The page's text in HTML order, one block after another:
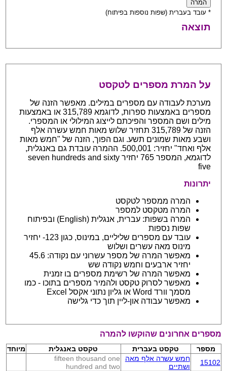
* עובד בעברית (שפות נוספות בפיתוח)
תוצאה
על המרת מספרים לטקסט
מערכת לעבודה עם מספרים במילים. מאפשר הזנה של
מספרים באמצעות ספרות, לדוגמא 315,789 או באמצעות
מילים ושם המספר והפיכתם לייצוג המילולי או המספרי.
הזנה של 315,789 תחזיר שלוש מאות חמש עשרה אלף
ושבע מאות שמונים תשע. וגם הפוך, הזנה של "חמש מאות
אלף ואחד" יחזיר: 500,001. ההמרה עובדת גם באנגלית,
לדוגמא, המספר 765 יחזיר seven hundreds and sixty
five
יתרונות
המרה ממספר לטקסט
המרה מטקסט למספר
המרה בשפות: עברית, אנגלית (English) ובפיתוח
שפות נספות
עובד עם מספרים שליליים, במינוס, כגון 123- יחזיר
מינוס מאה עשרים ושלוש
מאפשר המרה של מספר עשרוני עם נקודה: 45.6
יחזיר ארבעים וחמש נקודה שש
מאפשר המרה של רשימת מספרים בו זמנית
מאפשר לסרוק טקסט ולהמיר מספרים בתוכו - כמו
מסמך וורד Word או גליון נתוני אקסל Excel
מאפשר עבודה און-ליין תוך כדי גלישה
מספרים אחרונים שהוקשו להמרה
מספר טקסט בעברית טקסט באנגלית
מיוחד
15102
חמש עשרה אלף מאה
ושתיים
fifteen thousand one
hundred and two